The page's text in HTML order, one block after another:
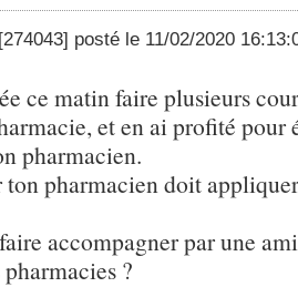
[274043] posté le 11/02/2020
ce matin faire plusieurs
et en ai profité pour
pharmacien.
pharmacien doit
accompagner par une
?